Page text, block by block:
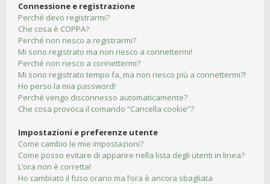
Connessione e registrazione
Perché devo registrarmi?
Che cosa è COPPA?
Perché non riesco a registrarmi?
Mi sono registrato ma non riesco a connettermi!
Perché non riesco a connettermi?
Mi sono registrato tempo fa, ma non riesco più a connettermi?!
Ho perso la mia password!
Perché vengo disconnesso automaticamente?
Che cosa provoca il comando “Cancella cookie”?
Impostazioni e preferenze utente
Come cambio le mie impostazioni?
Come posso evitare di apparire nella lista degli utenti in linea?
L’ora non è corretta!
Ho cambiato il fuso orario ma l’ora è ancora sbagliata